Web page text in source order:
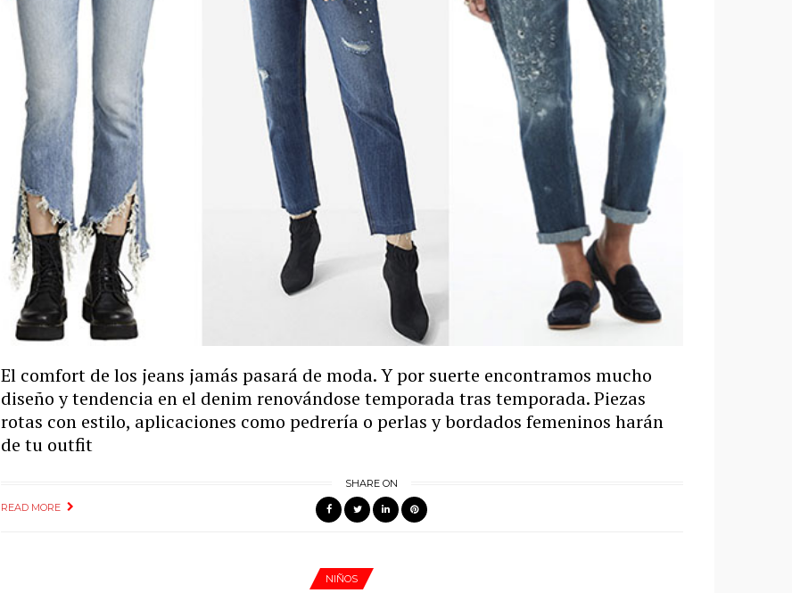
El comfort de los jeans jamás pasará de moda. Y por suerte encontramos mucho
diseño y tendencia en el denim renovándose temporada tras temporada. Piezas
rotas con estilo, aplicaciones como pedrería o perlas y bordados femeninos harán
de tu outfit
READ MORE
SHARE ON
NIÑOS